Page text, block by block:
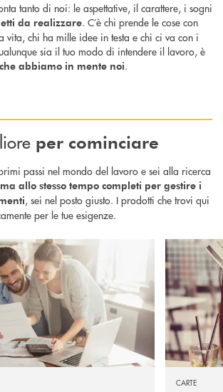
tanto di noi: le aspettative, il carattere, i sogni
da realizzare. C’è chi prende le cose con
vita, chi ha mille idee in testa e chi ci va con i
sia il tuo modo di intendere il lavoro, è
abbiamo in mente noi.
per cominciare
passi nel mondo del lavoro e sei alla ricerca
allo stesso tempo completi per gestire i
, sei nel posto giusto. I prodotti che trovi qui
per le tue esigenze.
: non solo conti correnti, ma strumenti per
Scopri di
CARTE